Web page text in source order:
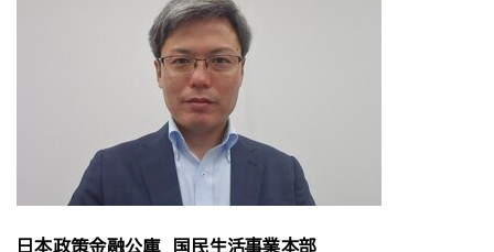
日本政策金融公庫 国民生活事業本部